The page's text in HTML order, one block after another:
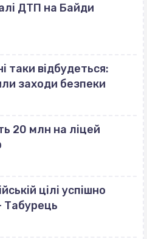
ДТП на Байди
таки відбудеться:
заходи безпеки
20 млн на ліцей
цілі успішно
Табурець